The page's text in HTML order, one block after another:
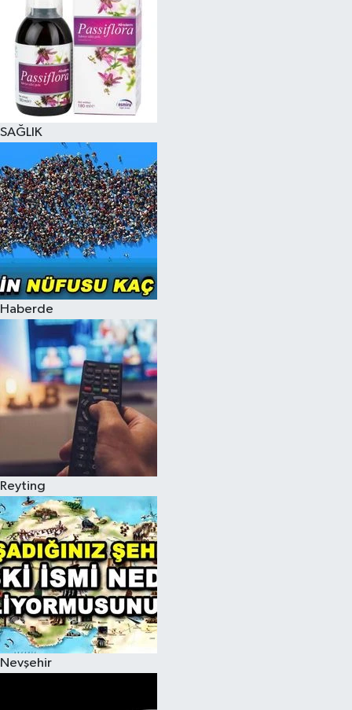
SAĞLIK
Haberde
Reyting
Nevşehir